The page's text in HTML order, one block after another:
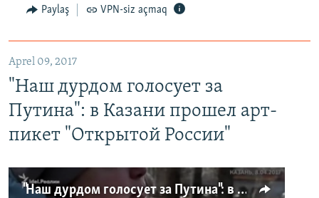
Paylaş VPN-siz açmaq
Aprel 09, 2017
"Наш дурдом голосует за
Путина": в Казани прошел арт-
пикет "Открытой России"
"Наш дурдом голосует за Путина": в Казани прошел арт-пикет "Открытой России"